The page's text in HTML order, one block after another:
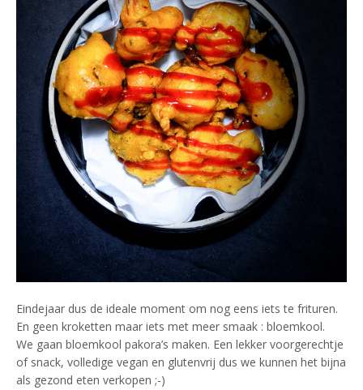
Eindejaar dus de ideale moment om nog eens iets te frituren.
En geen kroketten maar iets met meer smaak : bloemkool.
We gaan bloemkool pakora’s maken. Een lekker voorgerechtje
of snack, volledige vegan en glutenvrij dus we kunnen het bijna
als gezond eten verkopen ;-)